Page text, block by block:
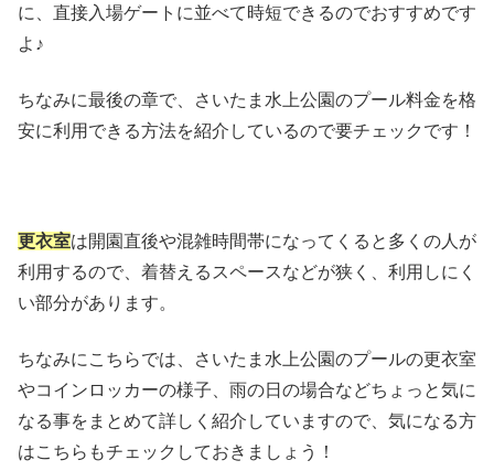
に、直接入場ゲートに並べて時短できるのでおすすめです
よ♪
ちなみに最後の章で、さいたま水上公園のプール料金を格
安に利用できる方法を紹介しているので要チェックです！
更衣室は開園直後や混雑時間帯になってくると多くの人が
利用するので、着替えるスペースなどが狭く、利用しにく
い部分があります。
ちなみにこちらでは、さいたま水上公園のプールの更衣室
やコインロッカーの様子、雨の日の場合などちょっと気に
なる事をまとめて詳しく紹介していますので、気になる方
はこちらもチェックしておきましょう！